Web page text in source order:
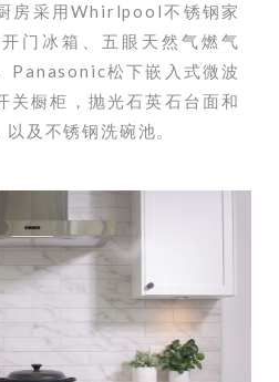
房采用Whirlpool不锈钢家
门冰箱、五眼天然气燃气
Panasonic松下嵌入式微波
关橱柜，抛光石英石台面和
及不锈钢洗碗池。